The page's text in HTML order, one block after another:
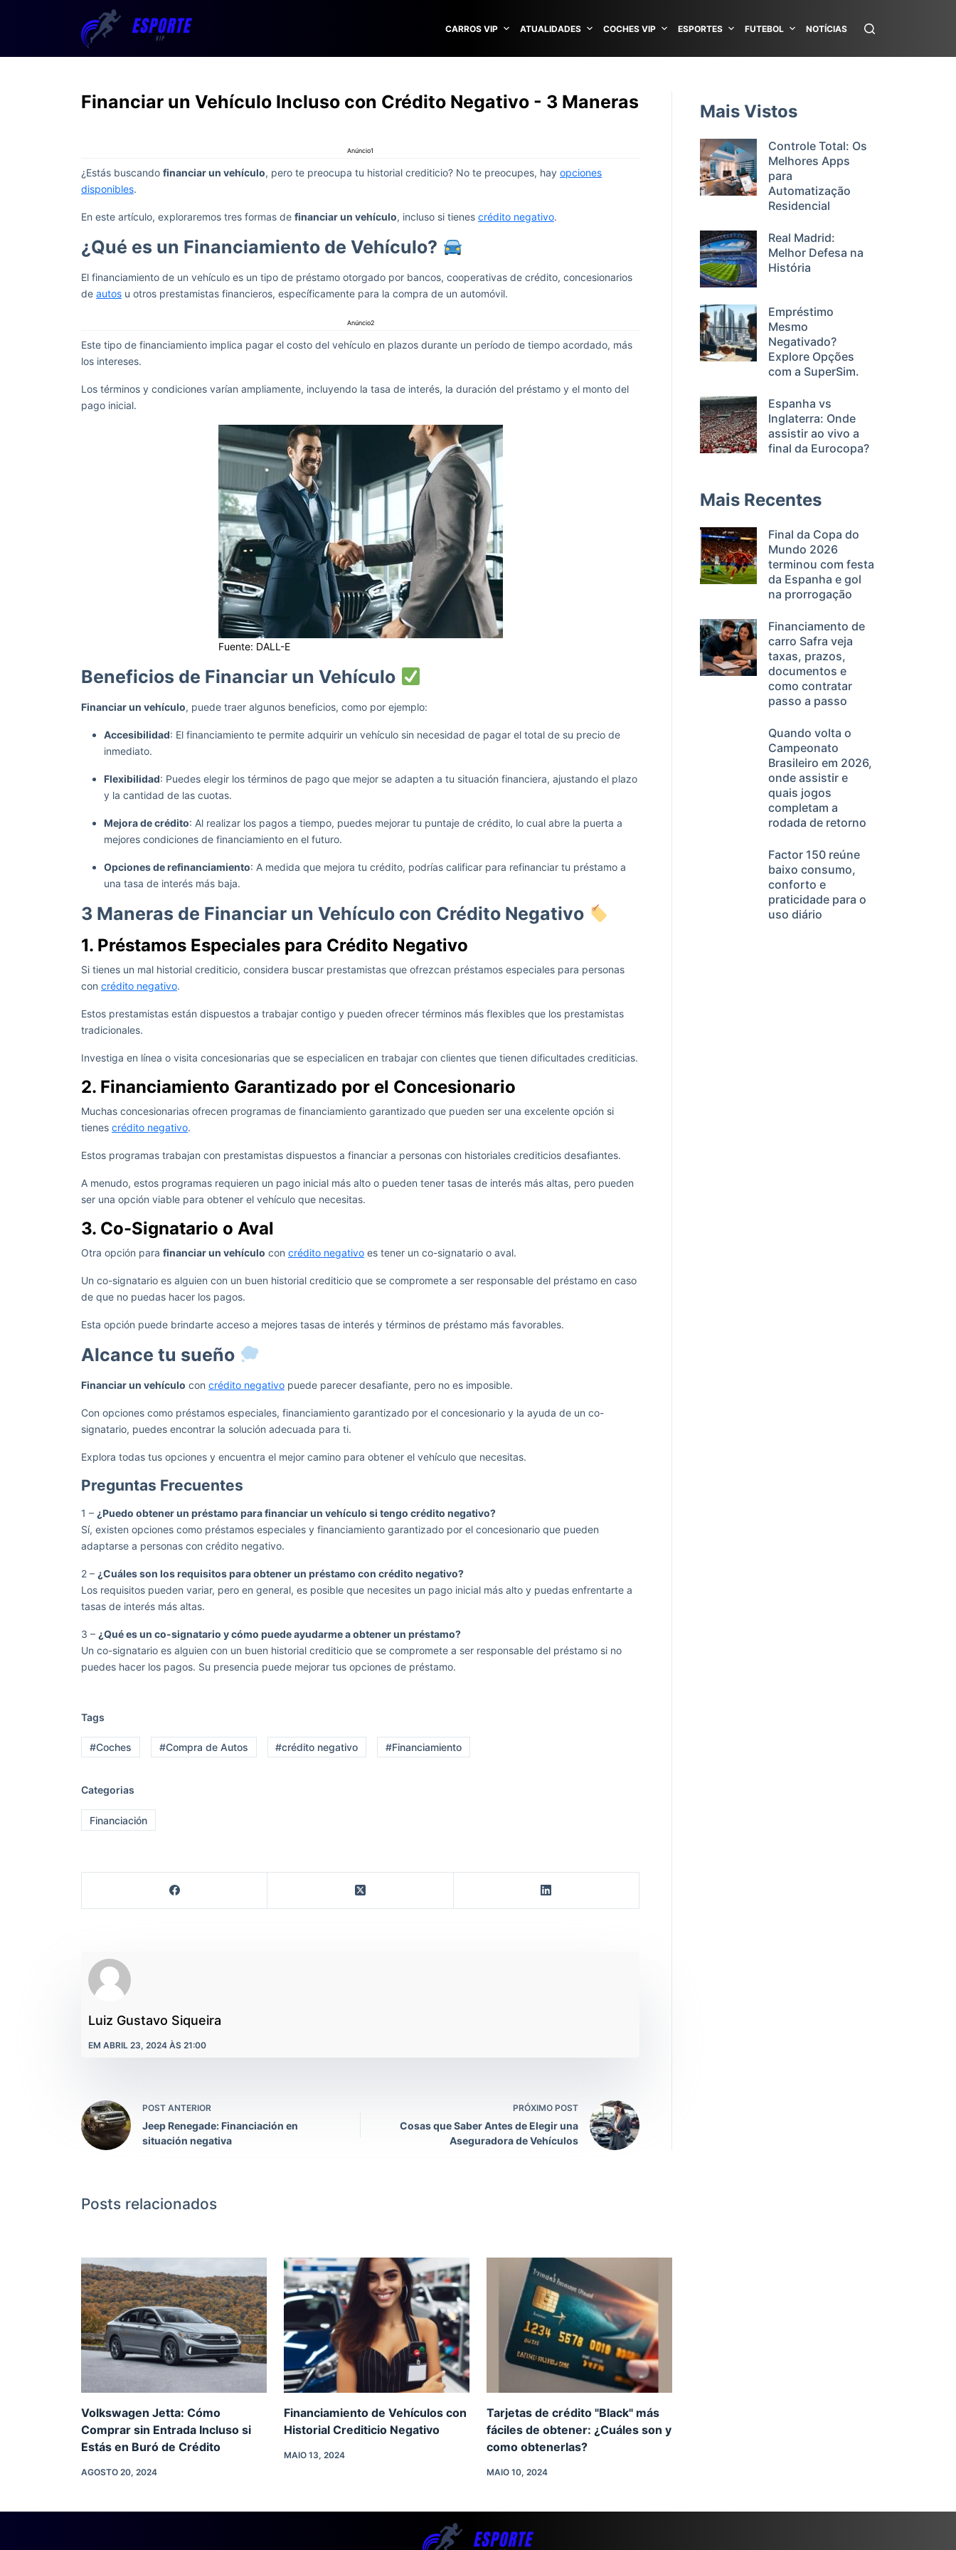
CARROS VIP ATUALIDADES COCHES VIP ESPORTES FUTEBOL NOTÍCIAS
Financiar un Vehículo Incluso con Crédito Negativo - 3 Maneras
Anúncio1
¿Estás buscando financiar un vehículo, pero te preocupa tu historial crediticio? No te preocupes, hay opciones
disponibles.
En este artículo, exploraremos tres formas de financiar un vehículo, incluso si tienes crédito negativo.
¿Qué es un Financiamiento de Vehículo?
El financiamiento de un vehículo es un tipo de préstamo otorgado por bancos, cooperativas de crédito, concesionarios
de autos u otros prestamistas financieros, específicamente para la compra de un automóvil.
Anúncio2
Este tipo de financiamiento implica pagar el costo del vehículo en plazos durante un período de tiempo acordado, más
los intereses.
Los términos y condiciones varían ampliamente, incluyendo la tasa de interés, la duración del préstamo y el monto del
pago inicial.
Fuente: DALL-E
Beneficios de Financiar un Vehículo
Financiar un vehículo, puede traer algunos beneficios, como por ejemplo:
Accesibilidad: El financiamiento te permite adquirir un vehículo sin necesidad de pagar el total de su precio de
inmediato.
Flexibilidad: Puedes elegir los términos de pago que mejor se adapten a tu situación financiera, ajustando el plazo
y la cantidad de las cuotas.
Mejora de crédito: Al realizar los pagos a tiempo, puedes mejorar tu puntaje de crédito, lo cual abre la puerta a
mejores condiciones de financiamiento en el futuro.
Opciones de refinanciamiento: A medida que mejora tu crédito, podrías calificar para refinanciar tu préstamo a
una tasa de interés más baja.
3 Maneras de Financiar un Vehículo con Crédito Negativo
1. Préstamos Especiales para Crédito Negativo
Si tienes un mal historial crediticio, considera buscar prestamistas que ofrezcan préstamos especiales para personas
con crédito negativo.
Estos prestamistas están dispuestos a trabajar contigo y pueden ofrecer términos más flexibles que los prestamistas
tradicionales.
Investiga en línea o visita concesionarias que se especialicen en trabajar con clientes que tienen dificultades crediticias.
2. Financiamiento Garantizado por el Concesionario
Muchas concesionarias ofrecen programas de financiamiento garantizado que pueden ser una excelente opción si
tienes crédito negativo.
Estos programas trabajan con prestamistas dispuestos a financiar a personas con historiales crediticios desafiantes.
A menudo, estos programas requieren un pago inicial más alto o pueden tener tasas de interés más altas, pero pueden
ser una opción viable para obtener el vehículo que necesitas.
3. Co-Signatario o Aval
Otra opción para financiar un vehículo con crédito negativo es tener un co-signatario o aval.
Un co-signatario es alguien con un buen historial crediticio que se compromete a ser responsable del préstamo en caso
de que no puedas hacer los pagos.
Esta opción puede brindarte acceso a mejores tasas de interés y términos de préstamo más favorables.
Alcance tu sueño
Financiar un vehículo con crédito negativo puede parecer desafiante, pero no es imposible.
Con opciones como préstamos especiales, financiamiento garantizado por el concesionario y la ayuda de un co-
signatario, puedes encontrar la solución adecuada para ti.
Explora todas tus opciones y encuentra el mejor camino para obtener el vehículo que necesitas.
Preguntas Frecuentes
1 – ¿Puedo obtener un préstamo para financiar un vehículo si tengo crédito negativo?
Sí, existen opciones como préstamos especiales y financiamiento garantizado por el concesionario que pueden
adaptarse a personas con crédito negativo.
2 – ¿Cuáles son los requisitos para obtener un préstamo con crédito negativo?
Los requisitos pueden variar, pero en general, es posible que necesites un pago inicial más alto y puedas enfrentarte a
tasas de interés más altas.
3 – ¿Qué es un co-signatario y cómo puede ayudarme a obtener un préstamo?
Un co-signatario es alguien con un buen historial crediticio que se compromete a ser responsable del préstamo si no
puedes hacer los pagos. Su presencia puede mejorar tus opciones de préstamo.
Tags
#Coches #Compra de Autos #crédito negativo #Financiamiento
Categorias
Financiación
Luiz Gustavo Siqueira
EM ABRIL 23, 2024 ÀS 21:00
POST ANTERIOR
Jeep Renegade: Financiación en
situación negativa
PRÓXIMO POST
Cosas que Saber Antes de Elegir una
Aseguradora de Vehículos
Mais Vistos
Controle Total: Os
Melhores Apps
para
Automatização
Residencial
Real Madrid:
Melhor Defesa na
História
Empréstimo
Mesmo
Negativado?
Explore Opções
com a SuperSim.
Espanha vs
Inglaterra: Onde
assistir ao vivo a
final da Eurocopa?
Mais Recentes
Final da Copa do
Mundo 2026
terminou com festa
da Espanha e gol
na prorrogação
Financiamento de
carro Safra veja
taxas, prazos,
documentos e
como contratar
passo a passo
Quando volta o
Campeonato
Brasileiro em 2026,
onde assistir e
quais jogos
completam a
rodada de retorno
Factor 150 reúne
baixo consumo,
conforto e
praticidade para o
uso diário
Posts relacionados
Volkswagen Jetta: Cómo
Comprar sin Entrada Incluso si
Estás en Buró de Crédito
AGOSTO 20, 2024
Financiamiento de Vehículos con
Historial Crediticio Negativo
MAIO 13, 2024
Tarjetas de crédito "Black" más
fáciles de obtener: ¿Cuáles son y
como obtenerlas?
MAIO 10, 2024